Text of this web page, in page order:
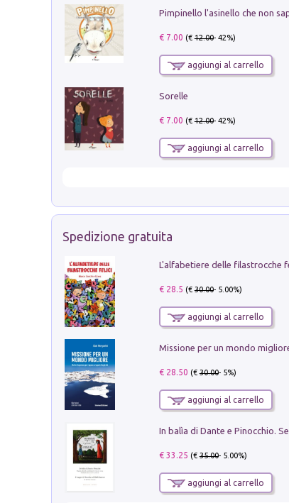
Pimpinello l'asinello che non
€ 7.00 (€12.00- 42%)
aggiungi al carrello
Sorelle
€ 7.00 (€12.00- 42%)
aggiungi al carrello
Spedizione gratuita
L'alfabetiere delle filastrocche
€ 28.5 (€30.00- 5.00%)
aggiungi al carrello
€ 28.50 (€30.00- 5%)
aggiungi al carrello
€ 33.25 (€35.00- 5.00%)
aggiungi al carrello